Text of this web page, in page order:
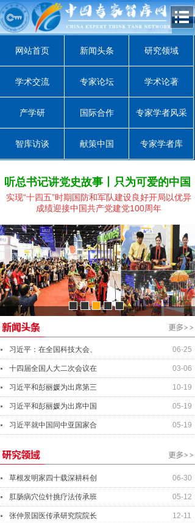
网站首页 新闻头条 研究领域
学术交流 专家论坛 学术论著
产学研 国际合作 专家学者风采
智库访谈 献策中国 专家学者库
听总书记讲党史故事丨只为可爱的中国
实现“十四五”时期国防和军队建设良好开局以优异
成绩迎接中国共产党建党100周年
资产管理经理 总会计师
06-25
习近平：在全国科技大会、
03-06
十四届全国人大二次会议在
10-19
习近平和彭丽媛为出席第三
05-19
习近平和彭丽媛为出席中国
05-19
习近平就中国同中亚国家合
06-30
草根发明家四十载深耕科创
05-12
肛肠病穴位针挑疗法传承班
12-11
张仲景国医传承研究院院长